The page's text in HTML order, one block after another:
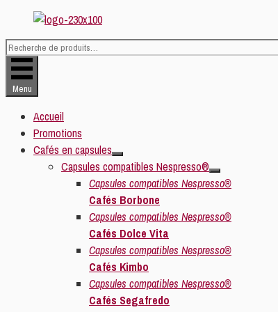
au
contenu
Recherche
pour :
Menu
Accueil
Promotions
Cafés en capsules
Capsules compatibles Nespresso®
Capsules compatibles Nespresso®
Cafés Borbone
Capsules compatibles Nespresso®
Cafés Dolce Vita
Capsules compatibles Nespresso®
Cafés Kimbo
Capsules compatibles Nespresso®
Cafés Segafredo